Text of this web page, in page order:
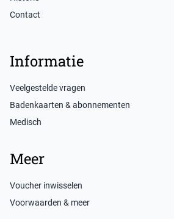
Contact
Informatie
Veelgestelde vragen
Badenkaarten & abonnementen
Medisch
Meer
Voucher inwisselen
Voorwaarden & meer